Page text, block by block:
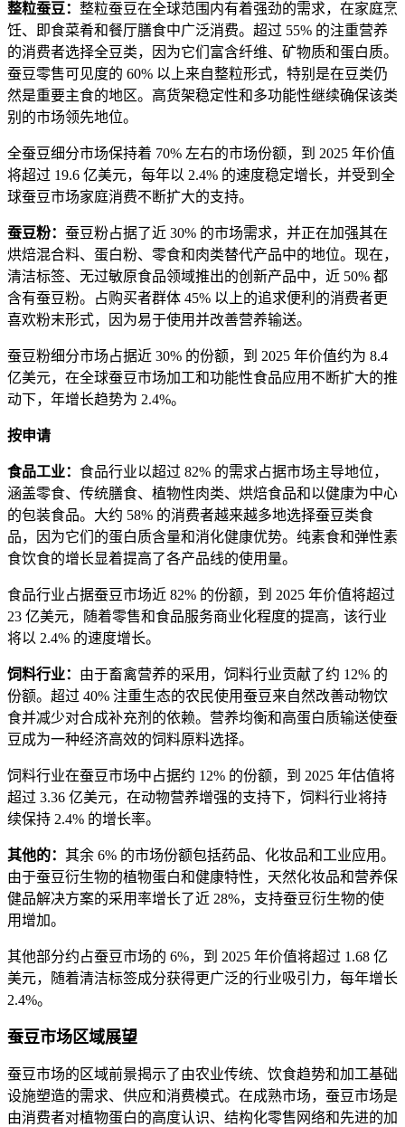
整粒蚕豆： 整粒蚕豆在全球范围内有着强劲的需求，在家庭烹
饪、即食菜肴和餐厅膳食中广泛消费。超过 55% 的注重营养
的消费者选择全豆类，因为它们富含纤维、矿物质和蛋白质。
蚕豆零售可见度的 60% 以上来自整粒形式，特别是在豆类仍
然是重要主食的地区。高货架稳定性和多功能性继续确保该类
别的市场领先地位。
全蚕豆细分市场保持着 70% 左右的市场份额，到 2025 年价值
将超过 19.6 亿美元，每年以 2.4% 的速度稳定增长，并受到全
球蚕豆市场家庭消费不断扩大的支持。
蚕豆粉： 蚕豆粉占据了近 30% 的市场需求，并正在加强其在
烘焙混合料、蛋白粉、零食和肉类替代产品中的地位。现在，
清洁标签、无过敏原食品领域推出的创新产品中，近 50% 都
含有蚕豆粉。占购买者群体 45% 以上的追求便利的消费者更
喜欢粉末形式，因为易于使用并改善营养输送。
蚕豆粉细分市场占据近 30% 的份额，到 2025 年价值约为 8.4
亿美元，在全球蚕豆市场加工和功能性食品应用不断扩大的推
动下，年增长趋势为 2.4%。
按申请
食品工业： 食品行业以超过 82% 的需求占据市场主导地位，
涵盖零食、传统膳食、植物性肉类、烘焙食品和以健康为中心
的包装食品。大约 58% 的消费者越来越多地选择蚕豆类食
品，因为它们的蛋白质含量和消化健康优势。纯素食和弹性素
食饮食的增长显着提高了各产品线的使用量。
食品行业占据蚕豆市场近 82% 的份额，到 2025 年价值将超过
23 亿美元，随着零售和食品服务商业化程度的提高，该行业
将以 2.4% 的速度增长。
饲料行业： 由于畜禽营养的采用，饲料行业贡献了约 12% 的
份额。超过 40% 注重生态的农民使用蚕豆来自然改善动物饮
食并减少对合成补充剂的依赖。营养均衡和高蛋白质输送使蚕
豆成为一种经济高效的饲料原料选择。
饲料行业在蚕豆市场中占据约 12% 的份额，到 2025 年估值将
超过 3.36 亿美元，在动物营养增强的支持下，饲料行业将持
续保持 2.4% 的增长率。
其他的： 其余 6% 的市场份额包括药品、化妆品和工业应用。
由于蚕豆衍生物的植物蛋白和健康特性，天然化妆品和营养保
健品解决方案的采用率增长了近 28%，支持蚕豆衍生物的使
用增加。
其他部分约占蚕豆市场的 6%，到 ​​2025 年价值将超过 1.68 亿
美元，随着清洁标签成分获得更广泛的行业吸引力，每年增长
2.4%。
蚕豆市场区域展望
蚕豆市场的区域前景揭示了由农业传统、饮食趋势和加工基础
设施塑造的需求、供应和消费模式。在成熟市场，蚕豆市场是
由消费者对植物蛋白的高度认识、结构化零售网络和先进的加